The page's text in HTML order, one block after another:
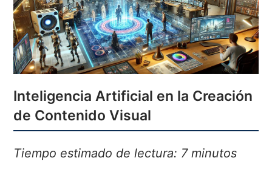
Inteligencia Artificial en la Creación
de Contenido Visual
Tiempo estimado de lectura: 7 minutos